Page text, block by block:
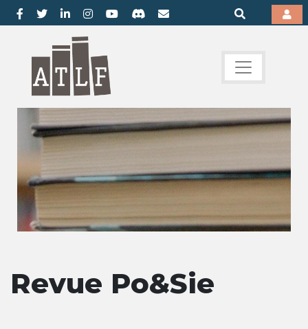
Revue Po&Sie